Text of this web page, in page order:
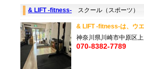
& LIFT -fitness- スクール（スポーツ）
& LIFT -fitness-は、ウ
神奈川県川崎市中原区
070-8382-7789